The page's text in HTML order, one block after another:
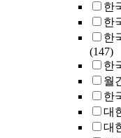
한
한
한
(147)
한
월
한
대
대